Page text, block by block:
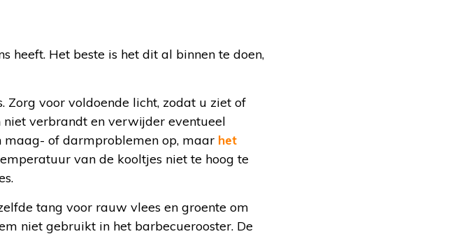
heeft. Het beste is het dit al binnen te doen,
Zorg voor voldoende licht, zodat u ziet of
niet verbrandt en verwijder eventueel
of darmproblemen op, maar het
van de kooltjes niet te hoog te
tang voor rauw vlees en groente om
niet gebruikt in het barbecuerooster. De